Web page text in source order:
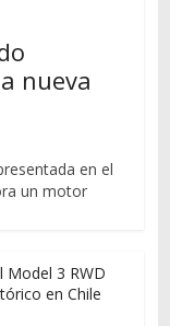
nueva
en el
un motor
Model 3 RWD
en Chile